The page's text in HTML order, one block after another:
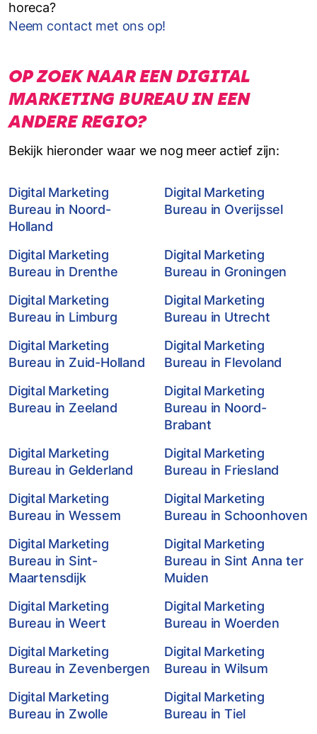
horeca?
Neem contact met ons op!
OP ZOEK NAAR EEN DIGITAL
MARKETING BUREAU IN EEN
ANDERE REGIO?
Bekijk hieronder waar we nog meer actief zijn:
Digital Marketing
Bureau in Noord-
Holland
Digital Marketing
Bureau in Overijssel
Digital Marketing
Bureau in Drenthe
Digital Marketing
Bureau in Groningen
Digital Marketing
Bureau in Limburg
Digital Marketing
Bureau in Utrecht
Digital Marketing
Bureau in Zuid-Holland
Digital Marketing
Bureau in Flevoland
Digital Marketing
Bureau in Zeeland
Digital Marketing
Bureau in Noord-
Brabant
Digital Marketing
Bureau in Gelderland
Digital Marketing
Bureau in Friesland
Digital Marketing
Bureau in Wessem
Digital Marketing
Bureau in Schoonhoven
Digital Marketing
Bureau in Sint-
Maartensdijk
Digital Marketing
Bureau in Sint Anna ter
Muiden
Digital Marketing
Bureau in Weert
Digital Marketing
Bureau in Woerden
Digital Marketing
Bureau in Zevenbergen
Digital Marketing
Bureau in Wilsum
Digital Marketing
Bureau in Zwolle
Digital Marketing
Bureau in Tiel